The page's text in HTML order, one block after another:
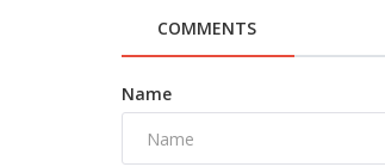
COMMENTS
Name